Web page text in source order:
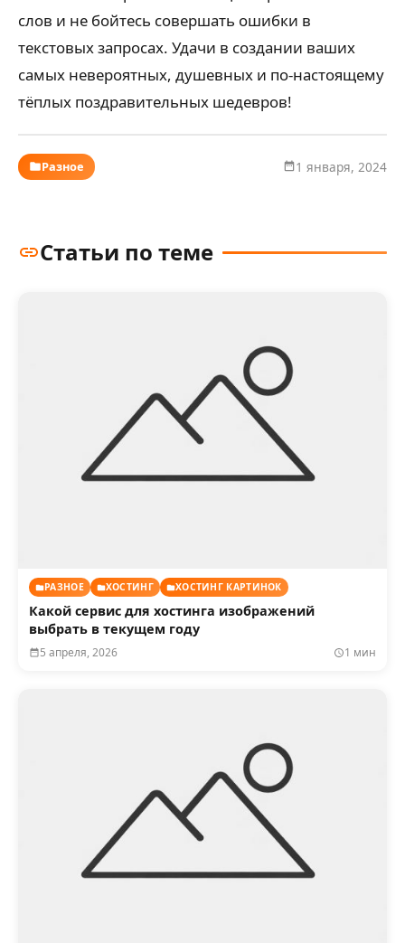
слов и не бойтесь совершать ошибки в
текстовых запросах. Удачи в создании ваших
самых невероятных, душевных и по-настоящему
тёплых поздравительных шедевров!
Разное 1 января, 2024
Статьи по теме
РАЗНОЕ ХОСТИНГ ХОСТИНГ КАРТИНОК
Какой сервис для хостинга изображений
выбрать в текущем году
5 апреля, 2026 1 мин